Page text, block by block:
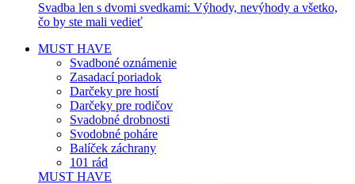
Svadba len s dvomi svedkami: Výhody, nevýhody a všetko,
čo by ste mali vedieť
MUST HAVE
Svadboné oznámenie
Zasadací poriadok
Darčeky pre hostí
Darčeky pre rodičov
Svadobné drobnosti
Svodobné poháre
Balíček záchrany
101 rád
MUST HAVE